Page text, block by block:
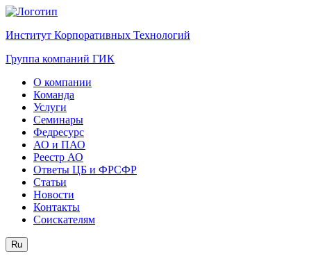
Институт Корпоративных Технологий
Группа компаний ГИК
О компании
Команда
Услуги
Семинары
Федресурс
АО и ПАО
Реестр АО
Ответы ЦБ и ФРСФР
Статьи
Новости
Контакты
Соискателям
Ru